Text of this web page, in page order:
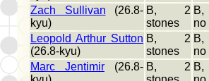
Zach Sullivan (26.8-
kyu)
B, 2
stones
B,
no
Leopold Arthur Sutton
(26.8-kyu)
B, 2
stones
B,
no
Marc Jentimir (26.8- B, 2 B,